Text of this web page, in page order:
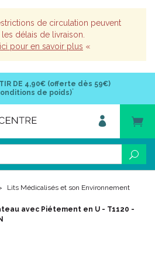
de circulation peuvent
délais de livraison.
pour en savoir plus «
DE 4,90€ (offerte dès 59€)
de poids)*
Lits Médicalisés et son Environnement
avec Piétement en U - T1120 -